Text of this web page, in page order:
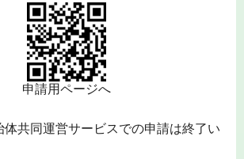
申請用ページへ
体共同運営サービスでの申請は終了い